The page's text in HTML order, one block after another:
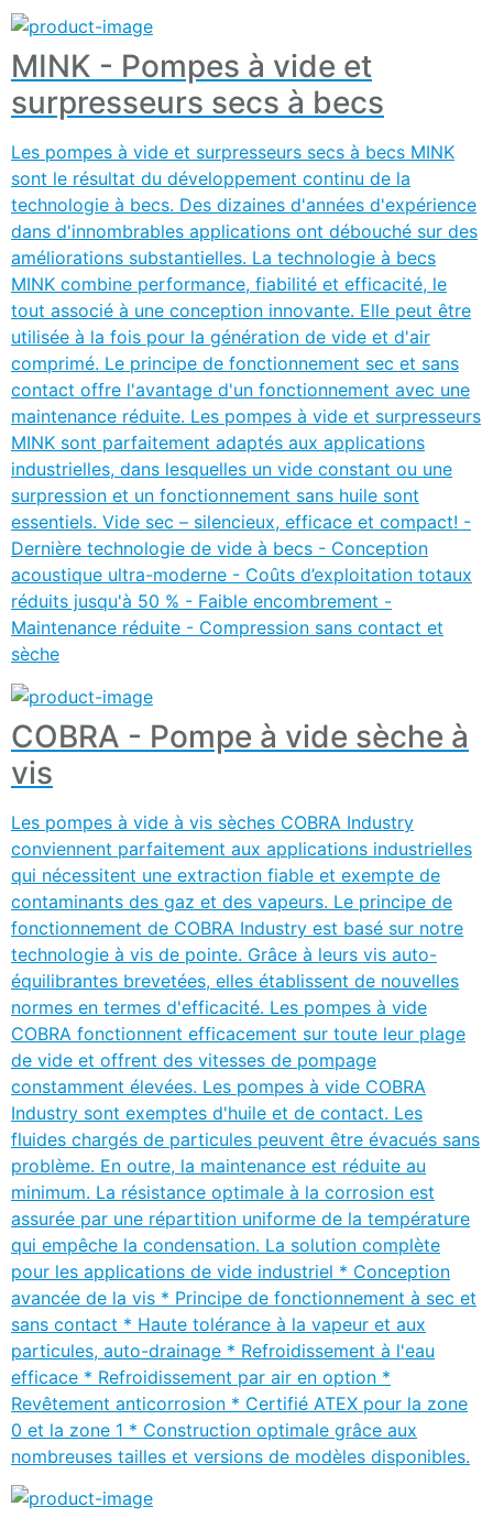
MINK - Pompes à vide et
surpresseurs secs à becs
Les pompes à vide et surpresseurs secs à becs MINK
sont le résultat du développement continu de la
technologie à becs. Des dizaines d'années d'expérience
dans d'innombrables applications ont débouché sur des
améliorations substantielles. La technologie à becs
MINK combine performance, fiabilité et efficacité, le
tout associé à une conception innovante. Elle peut être
utilisée à la fois pour la génération de vide et d'air
comprimé. Le principe de fonctionnement sec et sans
contact offre l'avantage d'un fonctionnement avec une
maintenance réduite. Les pompes à vide et surpresseurs
MINK sont parfaitement adaptés aux applications
industrielles, dans lesquelles un vide constant ou une
surpression et un fonctionnement sans huile sont
essentiels. Vide sec – silencieux, efficace et compact! -
Dernière technologie de vide à becs - Conception
acoustique ultra-moderne - Coûts d’exploitation totaux
réduits jusqu'à 50 % - Faible encombrement -
Maintenance réduite - Compression sans contact et
sèche
COBRA - Pompe à vide sèche à
vis
Les pompes à vide à vis sèches COBRA Industry
conviennent parfaitement aux applications industrielles
qui nécessitent une extraction fiable et exempte de
contaminants des gaz et des vapeurs. Le principe de
fonctionnement de COBRA Industry est basé sur notre
technologie à vis de pointe. Grâce à leurs vis auto-
équilibrantes brevetées, elles établissent de nouvelles
normes en termes d'efficacité. Les pompes à vide
COBRA fonctionnent efficacement sur toute leur plage
de vide et offrent des vitesses de pompage
constamment élevées. Les pompes à vide COBRA
Industry sont exemptes d'huile et de contact. Les
fluides chargés de particules peuvent être évacués sans
problème. En outre, la maintenance est réduite au
minimum. La résistance optimale à la corrosion est
assurée par une répartition uniforme de la température
qui empêche la condensation. La solution complète
pour les applications de vide industriel * Conception
avancée de la vis * Principe de fonctionnement à sec et
sans contact * Haute tolérance à la vapeur et aux
particules, auto-drainage * Refroidissement à l'eau
efficace * Refroidissement par air en option *
Revêtement anticorrosion * Certifié ATEX pour la zone
0 et la zone 1 * Construction optimale grâce aux
nombreuses tailles et versions de modèles disponibles.